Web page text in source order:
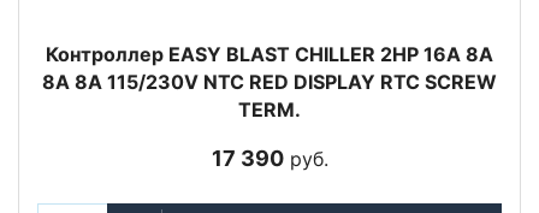
Контроллер EASY BLAST CHILLER 2HP 16A 8A
8A 8A 115/230V NTC RED DISPLAY RTC SCREW
TERM.
17 390руб.